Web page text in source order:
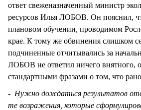
ответ свеженазначенный министр
ресурсов Илья ЛОБОВ. Он
плановом обучении, проводимом
крае. К тому же обвинения слишком
подчиненные отчитывались за
ЛОБОВ не ответил ничего внятного,
стандартными фразами о том, что
- Нужно дождаться результатов
те возражения, которые